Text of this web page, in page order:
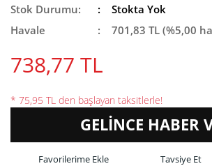
Stok Durumu:
Stokta Yok
Havale
701,83 TL (%5,00
738,77 TL
* 75,95 TL den başlayan taksitlerle!
GELİNCE HABER
Tavsiye Et